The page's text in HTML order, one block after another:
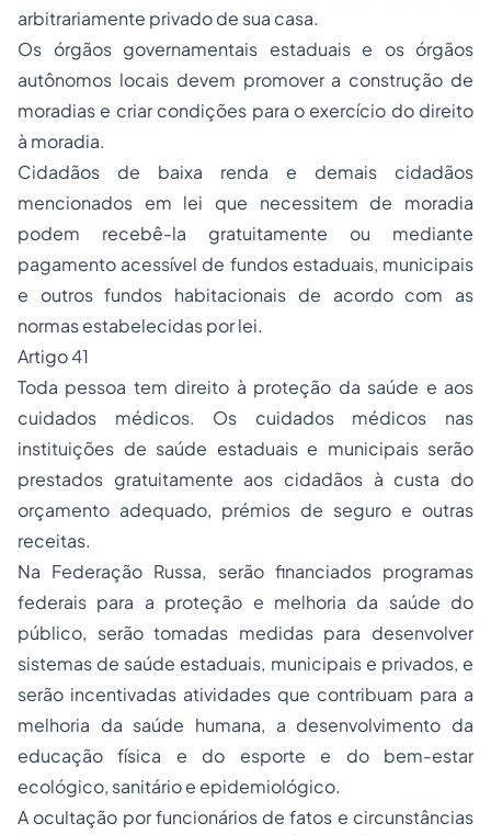
arbitrariamente privado de sua casa.
Os órgãos governamentais estaduais e os órgãos
autônomos locais devem promover a construção de
moradias e criar condições para o exercício do direito
à moradia.
Cidadãos de baixa renda e demais cidadãos
mencionados em lei que necessitem de moradia
podem recebê-la gratuitamente ou mediante
pagamento acessível de fundos estaduais, municipais
e outros fundos habitacionais de acordo com as
normas estabelecidas por lei.
Artigo 41
Toda pessoa tem direito à proteção da saúde e aos
cuidados médicos. Os cuidados médicos nas
instituições de saúde estaduais e municipais serão
prestados gratuitamente aos cidadãos à custa do
orçamento adequado, prémios de seguro e outras
receitas.
Na Federação Russa, serão financiados programas
federais para a proteção e melhoria da saúde do
público, serão tomadas medidas para desenvolver
sistemas de saúde estaduais, municipais e privados, e
serão incentivadas atividades que contribuam para a
melhoria da saúde humana, a desenvolvimento da
educação física e do esporte e do bem-estar
ecológico, sanitário e epidemiológico.
A ocultação por funcionários de fatos e circunstâncias